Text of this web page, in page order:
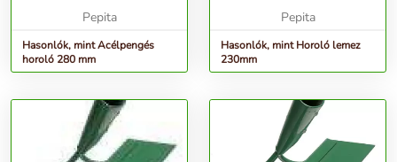
Pepita
Hasonlók, mint Acélpengés
horoló 280 mm
Pepita
Hasonlók, mint Horoló lemez
230mm